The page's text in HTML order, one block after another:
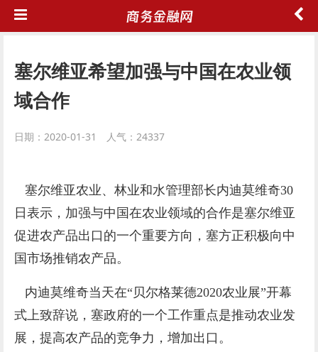
塞尔维亚希望加强与中国在农业领
域合作
日期：2020-01-31 人气：24337
塞尔维亚农业、林业和水管理部长内迪莫维奇30
日表示，加强与中国在农业领域的合作是塞尔维亚
促进农产品出口的一个重要方向，塞方正积极向中
国市场推销农产品。
内迪莫维奇当天在“贝尔格莱德2020农业展”开幕
式上致辞说，塞政府的一个工作重点是推动农业发
展，提高农产品的竞争力，增加出口。